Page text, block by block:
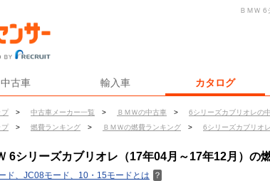
中古車 輸入車 カタログ
プ > 中古車メーカー一覧 > ＢＭＷの中古車 > 6シリーズカブリオレの
プ
> 燃費ランキング > ＢＭＷの燃費ランキング > 6シリーズカブリオ
ＢＭＷ 6
6シリーズカブリオレ（17年04月～17年12月）の
ド、JC08モード、10・15モードとは ？